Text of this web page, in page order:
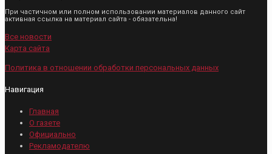
При частичном или полном использовании материалов данного сайт
активная ссылка на материал сайта - обязательна!
Все новости
Карта сайта
Политика в отношении обработки персональных данных
Навигация
Главная
О газете
Официально
Рекламодателю